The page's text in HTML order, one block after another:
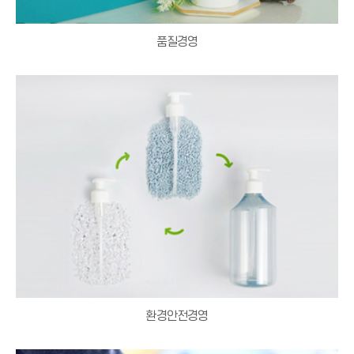
품질경영
환경안전경영